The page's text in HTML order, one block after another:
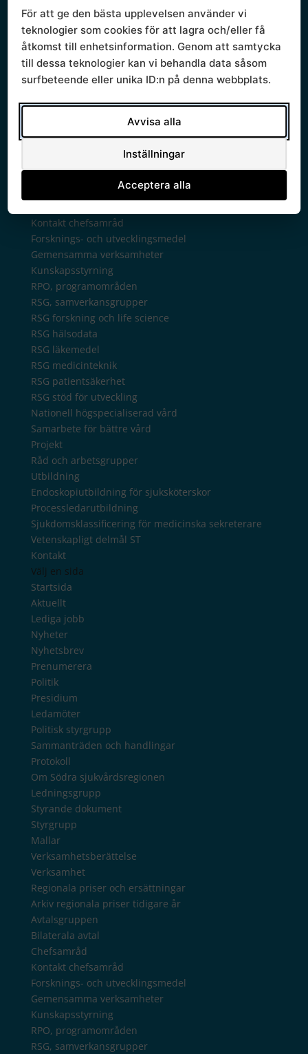
Protokoll
Om Södra sjukvårdsregionen
Ledningsgrupp
Styrande dokument
Styrgrupp
Arkiv regionala priser tidigare år
Kontakt chefsamråd
Forsknings- och utvecklingsmedel
Gemensamma verksamheter
Kunskapsstyrning
RPO, programområden
RSG, samverkansgrupper
RSG forskning och life science
RSG hälsodata
RSG läkemedel
RSG medicinteknik
RSG patientsäkerhet
RSG stöd för utveckling
Nationell högspecialiserad vård
Samarbete för bättre vård
Projekt
Råd och arbetsgrupper
Utbildning
Endoskopiutbildning för sjuksköterskor
Processledarutbildning
Sjukdomsklassificering för medicinska sekreterare
Vetenskapligt delmål ST
Kontakt
Välj en sida
Startsida
Aktuellt
Lediga jobb
Nyheter
Nyhetsbrev
Prenumerera
Politik
Presidium
Ledamöter
Politisk styrgrupp
Sammanträden och handlingar
Protokoll
Om Södra sjukvårdsregionen
Ledningsgrupp
Styrande dokument
Styrgrupp
Mallar
Verksamhetsberättelse
Verksamhet
Regionala priser och ersättningar
Arkiv regionala priser tidigare år
Avtalsgruppen
Bilaterala avtal
Chefsamråd
Kontakt chefsamråd
Forsknings- och utvecklingsmedel
Gemensamma verksamheter
Kunskapsstyrning
RPO, programområden
RSG, samverkansgrupper
För att ge den bästa upplevelsen använder vi
teknologier som cookies för att lagra och/eller få
åtkomst till enhetsinformation. Genom att samtycka
till dessa teknologier kan vi behandla data såsom
surfbeteende eller unika ID:n på denna webbplats.
Avvisa alla
Inställningar
Acceptera alla